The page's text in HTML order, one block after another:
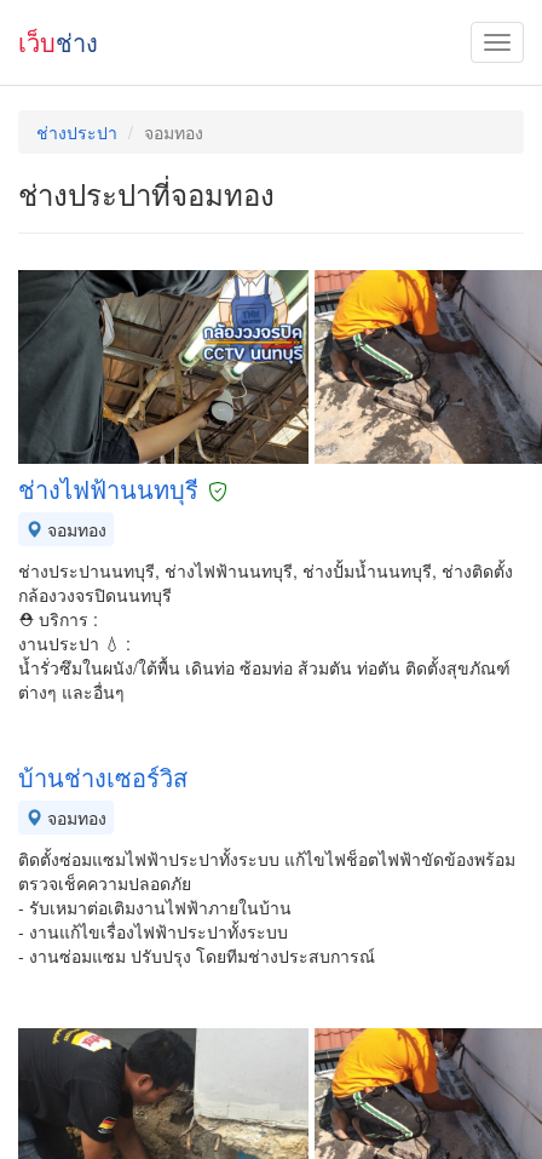
เว็บช่าง
ช่างประปา จอมทอง
ช่างประปาที่จอมทอง
ช่างไฟฟ้านนทบุรี
จอมทอง
ช่างประปานนทบุรี, ช่างไฟฟ้านนทบุรี, ช่างปั้มน้ำนนทบุรี, ช่างติดตั้ง
กล้องวงจรปิดนนทบุรี
⛑ บริการ :
งานประปา 💧 :
น้ำรั่วซึมในผนัง/ใต้พื้น เดินท่อ ซ้อมท่อ ส้วมตัน ท่อตัน ติดตั้งสุขภัณฑ์
ต่างๆ และอื่นๆ
บ้านช่างเซอร์วิส
จอมทอง
ติดตั้งซ่อมแซมไฟฟ้าประปาทั้งระบบ แก้ไขไฟช็อตไฟฟ้าขัดข้องพร้อม
ตรวจเช็คความปลอดภัย
- รับเหมาต่อเติมงานไฟฟ้าภายในบ้าน
- งานแก้ไขเรื่องไฟฟ้าประปาทั้งระบบ
- งานซ่อมแซม ปรับปรุง โดยทีมช่างประสบการณ์